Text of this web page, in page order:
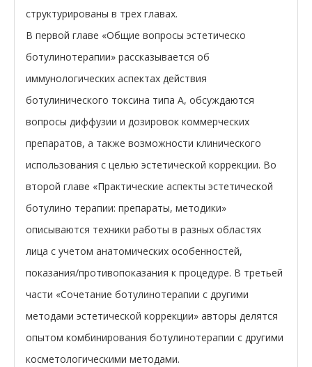
структурированы в трех главах.
В первой главе «Общие вопросы эстетическо
ботулинотерапии» рассказывается об
иммунологических аспектах действия
ботулинического токсина типа А, обсуждаются
вопросы диффузии и дозировок коммерческих
препаратов, а также возможности клинического
использования с целью эстетической коррекции. Во
второй главе «Практические аспекты эстетической
ботулино терапии: препараты, методики»
описываются техники работы в разных областях
лица с учетом анатомических особенностей,
показания/противопоказания к процедуре. В третьей
части «Сочетание ботулинотерапии с другими
методами эстетической коррекции» авторы делятся
опытом комбинирования ботулинотерапии с другими
косметологическими методами.